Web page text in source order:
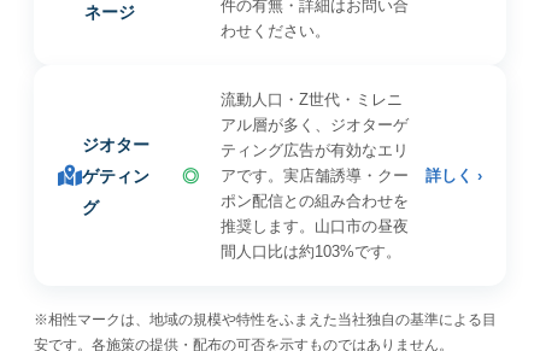
ネージ
件の有無・詳細はお問い合
わせください。
ジオター
ゲティン
グ
◎
流動人口・Z世代・ミレニ
アル層が多く、ジオターゲ
ティング広告が有効なエリ
アです。実店舗誘導・クー
ポン配信との組み合わせを
推奨します。山口市の昼夜
間人口比は約103%です。
詳しく ›
※相性マークは、地域の規模や特性をふまえた当社独自の基準による目
安です。各施策の提供・配布の可否を示すものではありません。